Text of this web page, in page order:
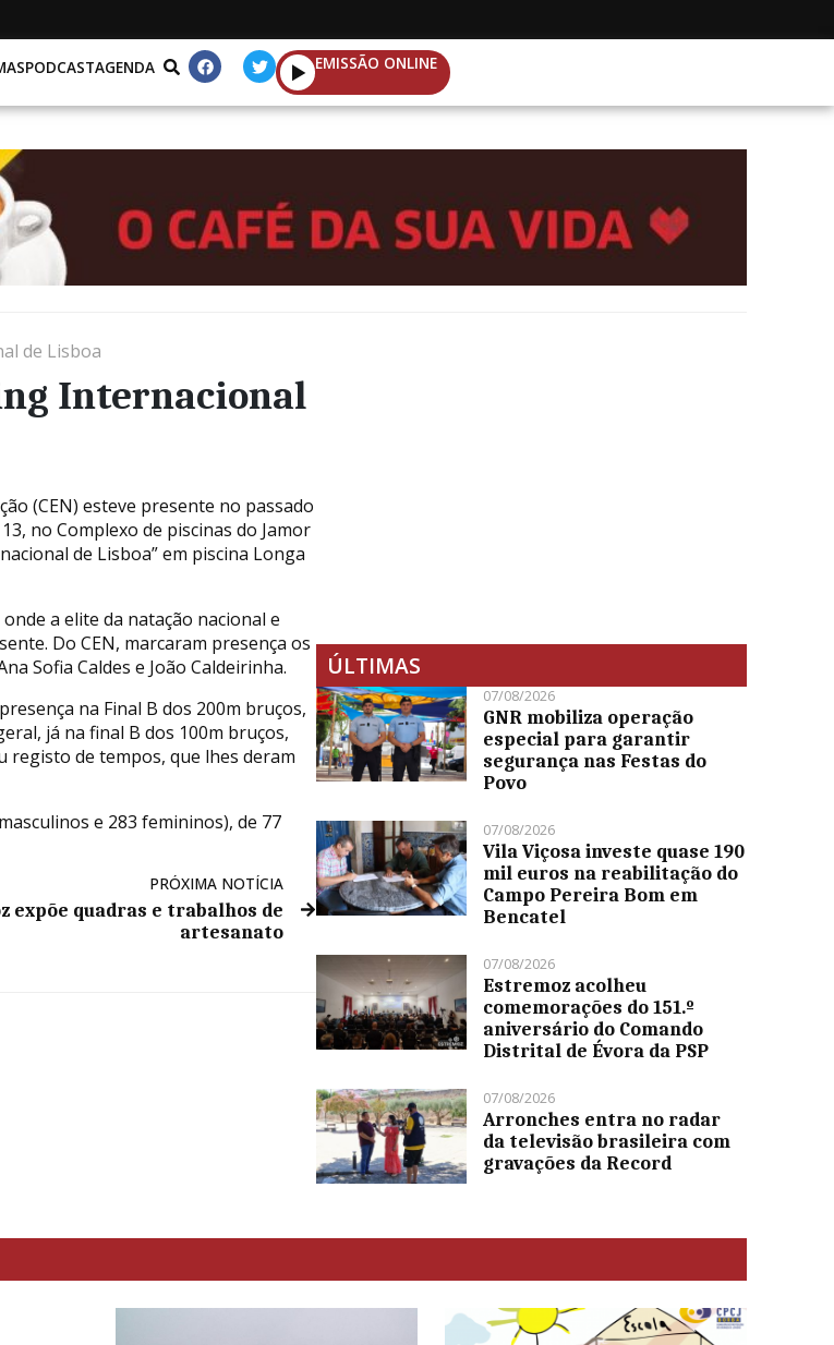
PODCASTAGENDA EMISSÃO ONLINE
de Lisboa
Internacional
(CEN) esteve presente no passado
no Complexo de piscinas do Jamor
de Lisboa” em piscina Longa
a elite da natação nacional e
Do CEN, marcaram presença os
Sofia Caldes e João Caldeirinha.
na Final B dos 200m bruços,
já na final B dos 100m bruços,
registo de tempos, que lhes deram
e 283 femininos), de 77
PRÓXIMA NOTÍCIA
expõe quadras e trabalhos de
artesanato
ÚLTIMAS
07/08/2026
GNR mobiliza operação
especial para garantir
segurança nas Festas do
Povo
07/08/2026
Vila Viçosa investe quase 190
mil euros na reabilitação do
Campo Pereira Bom em
Bencatel
07/08/2026
Estremoz acolheu
comemorações do 151.º
aniversário do Comando
Distrital de Évora da PSP
07/08/2026
Arronches entra no radar
da televisão brasileira com
gravações da Record